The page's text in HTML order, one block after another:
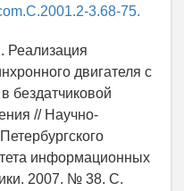
3.68-75.
Реализация
двигателя c
бездатчиковой
// Научно-
информационных
2007. № 38. С.